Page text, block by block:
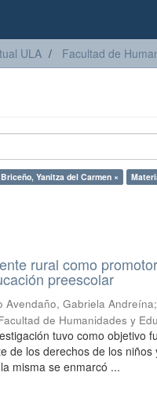
ULA Facultad de
Yanitza del Carmen ×
rural como
preescolar
Avendaño, Gabriela Andreína;
de Humanidades y
tuvo como objetivo
de los derechos de los
misma se enmarcó ...